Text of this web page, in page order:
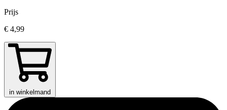
Prijs
€ 4,99
in winkelmand